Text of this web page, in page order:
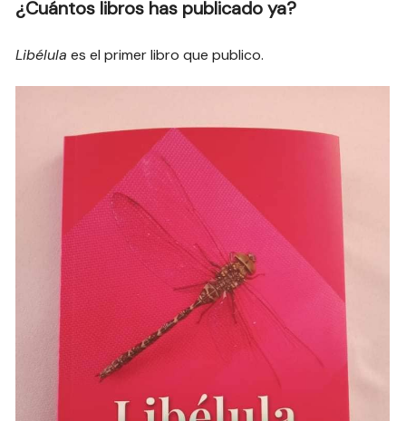
¿Cuántos libros has publicado ya?
Libélula es el primer libro que publico.